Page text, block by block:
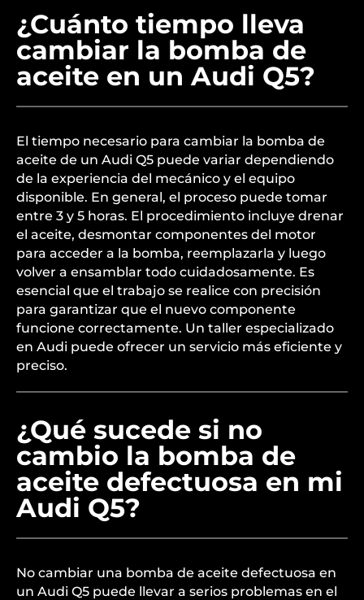
¿Cuánto tiempo lleva
cambiar la bomba de
aceite en un Audi Q5?
El tiempo necesario para cambiar la bomba de
aceite de un Audi Q5 puede variar dependiendo
de la experiencia del mecánico y el equipo
disponible. En general, el proceso puede tomar
entre 3 y 5 horas. El procedimiento incluye drenar
el aceite, desmontar componentes del motor
para acceder a la bomba, reemplazarla y luego
volver a ensamblar todo cuidadosamente. Es
esencial que el trabajo se realice con precisión
para garantizar que el nuevo componente
funcione correctamente. Un taller especializado
en Audi puede ofrecer un servicio más eficiente y
preciso.
¿Qué sucede si no
cambio la bomba de
aceite defectuosa en mi
Audi Q5?
No cambiar una bomba de aceite defectuosa en
un Audi Q5 puede llevar a serios problemas en el